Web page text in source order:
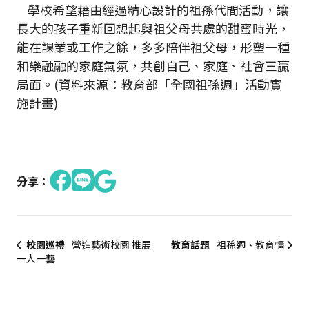
學校希望藉由經過精心設計的祖孫代間活動，讓
長大的孩子重新回想起與祖父母共處的甜蜜時光，
能在課業或工作之餘，多多陪伴祖父母，形塑一種
和樂融融的家庭氣氛，共創自己、家庭、社會三贏
局面。(資料來源：教育部「全國祖孫週」活動實
施計畫)
分享：
校園巡禮 營造藝術校園 推展
一人一藝
教育話題 祖孫週、教育情